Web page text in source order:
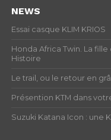
NEWS
Essai casque KLIM KRIOS
Honda Africa Twin. La
Histoire
Le trail, ou le retour en
Présention KTM dans
Suzuki Katana Icon : une